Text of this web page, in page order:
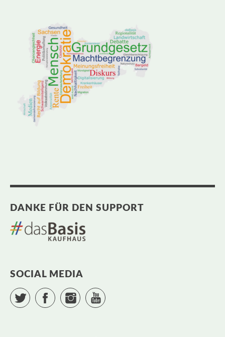
DANKE FÜR DEN SUPPORT
SOCIAL MEDIA
Twitter Facebook Instagram